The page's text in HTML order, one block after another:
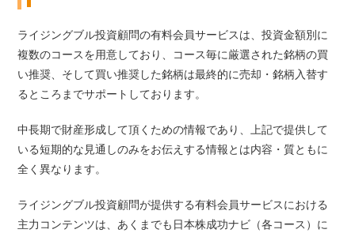
ライジングブル投資顧問の有料会員サービスは、投資金額別に
複数のコースを用意しており、コース毎に厳選された銘柄の買
い推奨、そして買い推奨した銘柄は最終的に売却・銘柄入替す
るところまでサポートしております。
中長期で財産形成して頂くための情報であり、上記で提供して
いる短期的な見通しのみをお伝えする情報とは内容・質ともに
全く異なります。
ライジングブル投資顧問が提供する有料会員サービスにおける
主力コンテンツは、あくまでも日本株成功ナビ（各コース）に